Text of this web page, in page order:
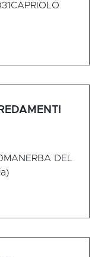
CAPRIOLO
MANERBA DEL